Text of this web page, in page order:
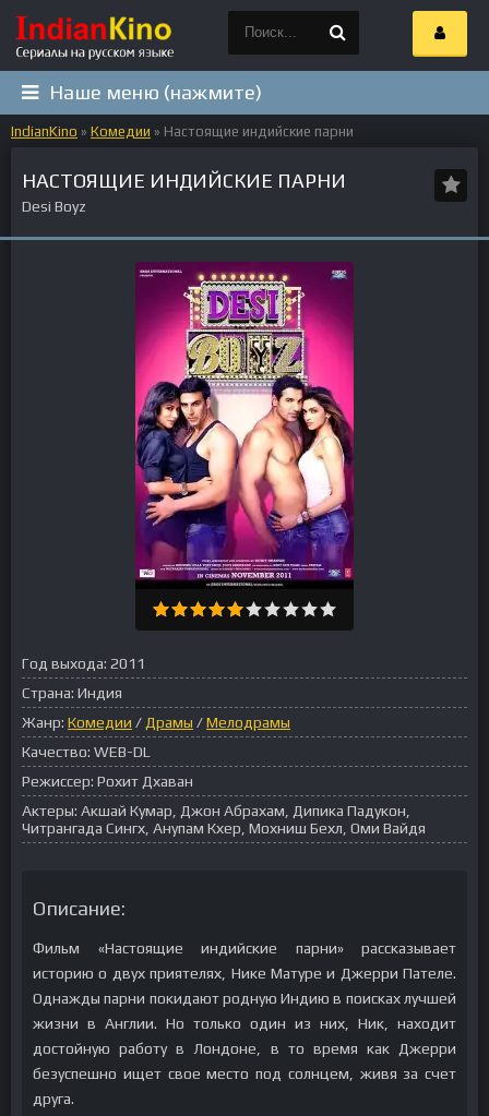
Наше меню (нажмите)
IndianKino » Комедии » Настоящие индийские парни
НАСТОЯЩИЕ ИНДИЙСКИЕ ПАРНИ
Desi Boyz
Год выхода: 2011
Страна: Индия
Жанр: Комедии / Драмы /Мелодрамы
Качество: WEB-DL
Режиссер: Рохит Дхаван
Актеры: Акшай Кумар, Джон Абрахам, Дипика Падукон,
Читрангада Сингх, Анупам Кхер, Мохниш Бехл, Оми Вайдя
Описание:
Фильм «Настоящие индийские парни» рассказывает
историю о двух приятелях, Нике Матуре и Джерри Пателе.
Однажды парни покидают родную Индию в поисках лучшей
жизни в Англии. Но только один из них, Ник, находит
достойную работу в Лондоне, в то время как Джерри
безуспешно ищет свое место под солнцем, живя за счет
друга.